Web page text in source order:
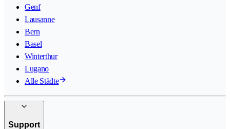
Genf
Lausanne
Bern
Basel
Winterthur
Lugano
Alle Städte
Support